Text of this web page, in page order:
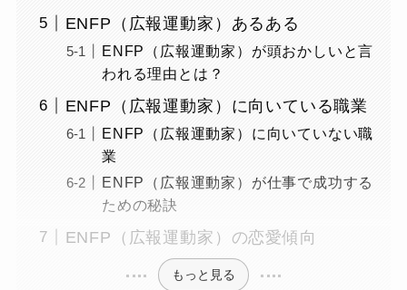
ENFP（広報運動家）あるある
ENFP（広報運動家）が頭おかしいと言
われる理由とは？
ENFP（広報運動家）に向いている職業
ENFP（広報運動家）に向いていない職
業
ENFP（広報運動家）が仕事で成功する
ための秘訣
ENFP（広報運動家）の恋愛傾向
もっと見る